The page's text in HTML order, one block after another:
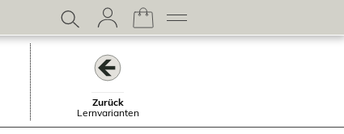
Zurück
Lernvarianten